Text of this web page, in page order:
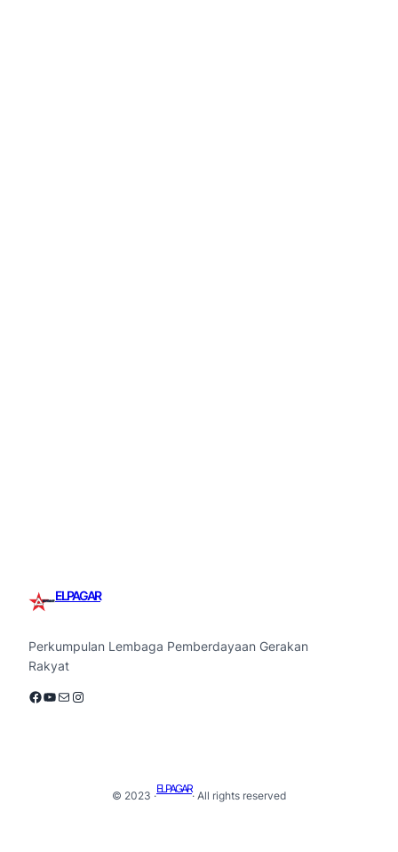
ELPAGAR
Perkumpulan Lembaga Pemberdayaan Gerakan
Rakyat
Facebook YouTube Mail Instagram
© 2023 ·
ELPAGAR
· All rights reserved